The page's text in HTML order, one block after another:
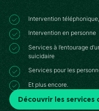
Intervention
Intervention en personne
Services à l’entourage
suicidaire
Services pour les
Et plus encore.
Découvrir les services